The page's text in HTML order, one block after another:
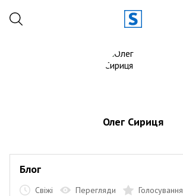
Олег Сириця
Блог
Свіжі Перегляди Голосування